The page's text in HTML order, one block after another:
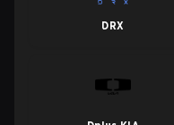
DRX